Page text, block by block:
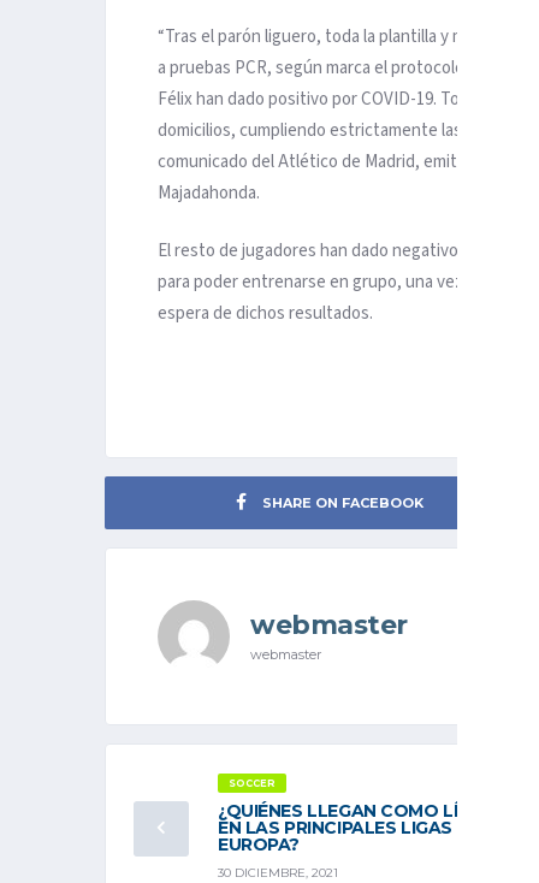
“Tras el parón liguero, toda la plantilla y
a pruebas PCR, según marca el protocolo de
Félix han dado positivo por COVID-19. Todos
domicilios, cumpliendo estrictamente las
comunicado del Atlético de Madrid, emitido justo
Majadahonda.
El resto de jugadores han dado negativo en las
para poder entrenarse en grupo, una vez que
espera de dichos resultados.
SHARE ON FACEBOOK
webmaster
webmaster
SOCCER
¿QUIÉNES LLEGAN COMO LÍDERES
EN LAS PRINCIPALES LIGAS DE
EUROPA?
30 DICIEMBRE, 2021